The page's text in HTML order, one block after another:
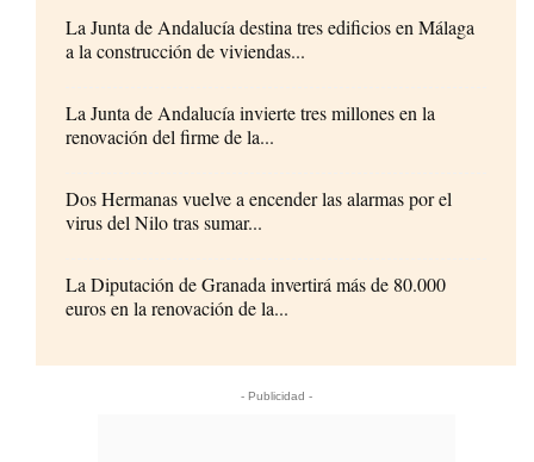
La Junta de Andalucía destina tres edificios en Málaga
a la construcción de viviendas...
La Junta de Andalucía invierte tres millones en la
renovación del firme de la...
Dos Hermanas vuelve a encender las alarmas por el
virus del Nilo tras sumar...
La Diputación de Granada invertirá más de 80.000
euros en la renovación de la...
- Publicidad -